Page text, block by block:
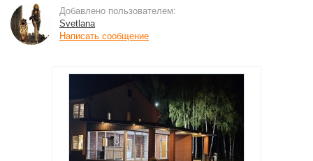
Добавлено пользователем:
Svetlana
Написать сообщение